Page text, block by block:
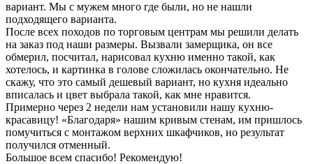
вариант. Мы с мужем много где были, но не нашли
подходящего варианта.
После всех походов по торговым центрам мы решили делать
на заказ под наши размеры. Вызвали замерщика, он все
обмерил, посчитал, нарисовал кухню именно такой, как
хотелось, и картинка в голове сложилась окончательно. Не
скажу, что это самый дешевый вариант, но кухня идеально
вписалась и цвет выбрала такой, как мне нравится.
Примерно через 2 недели нам установили нашу кухню-
красавицу! «Благодаря» нашим кривым стенам, им пришлось
помучиться с монтажом верхних шкафчиков, но результат
получился отменный.
Большое всем спасибо! Рекомендую!